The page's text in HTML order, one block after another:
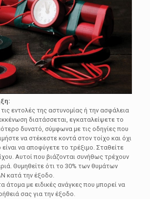
εντολές της αστυνομίας ή την ασφάλεια
διατάσσεται, εγκαταλείψετε το
δυνατό, σύμφωνα με τις οδηγίες που
να στέκεστε κοντά στον τοίχο και όχι
να αποφύγετε το τρέξιμο. Σταθείτε
Αυτοί που βιάζονται συνήθως τρέχουν
Θυμηθείτε ότι το 30% των θυμάτων
την έξοδο.
άτομα με ειδικές ανάγκες που μπορεί να
σας για την έξοδο.